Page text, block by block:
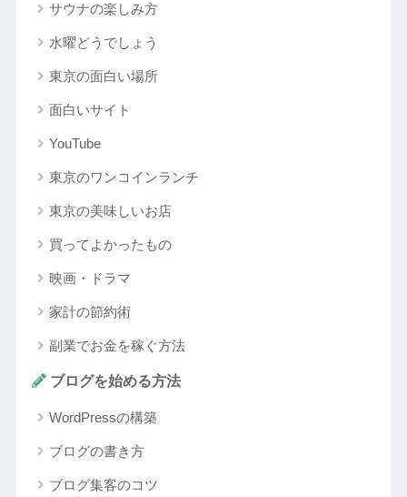
サウナの楽しみ方
水曜どうでしょう
東京の面白い場所
面白いサイト
YouTube
東京のワンコインランチ
東京の美味しいお店
買ってよかったもの
映画・ドラマ
家計の節約術
副業でお金を稼ぐ方法
ブログを始める方法
WordPressの構築
ブログの書き方
ブログ集客のコツ